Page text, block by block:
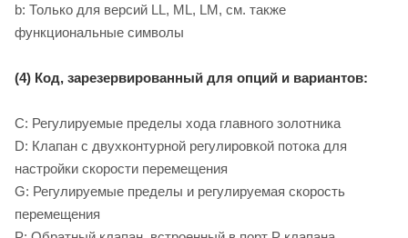
b: Только для версий LL, ML, LM, см. также
функциональные символы
(4) Код, зарезервированный для опций и вариантов:
C: Регулируемые пределы хода главного золотника
D: Клапан с двухконтурной регулировкой потока для
настройки скорости перемещения
G: Регулируемые пределы и регулируемая скорость
перемещения